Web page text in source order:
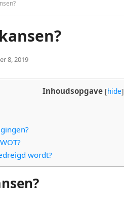
8, 2019
Inhoudsopgave [hide]
wordt?